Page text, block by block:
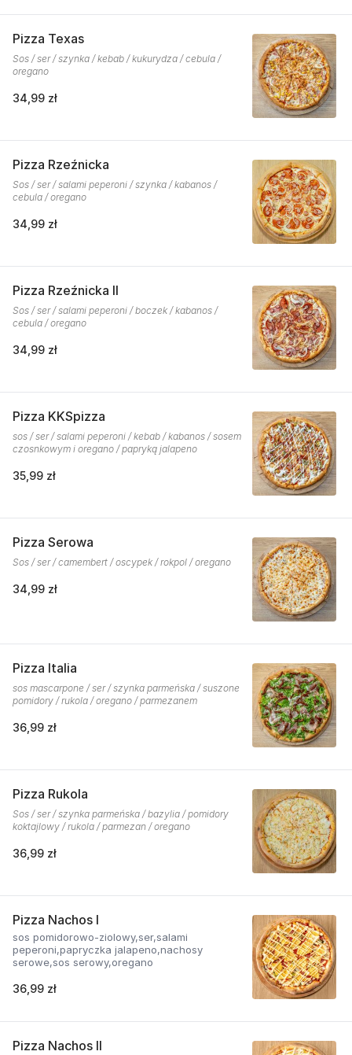
Pizza Texas
Sos / ser / szynka / kebab / kukurydza / cebula /
oregano
34,99 zł
Pizza Rzeźnicka
Sos / ser / salami peperoni / szynka / kabanos /
cebula / oregano
34,99 zł
Pizza Rzeźnicka II
Sos / ser / salami peperoni / boczek / kabanos /
cebula / oregano
34,99 zł
Pizza KKSpizza
sos / ser / salami peperoni / kebab / kabanos / sosem
czosnkowym i oregano / papryką jalapeno
35,99 zł
Pizza Serowa
Sos / ser / camembert / oscypek / rokpol / oregano
34,99 zł
Pizza Italia
sos mascarpone / ser / szynka parmeńska / suszone
pomidory / rukola / oregano / parmezanem
36,99 zł
Pizza Rukola
Sos / ser / szynka parmeńska / bazylia / pomidory
koktajlowy / rukola / parmezan / oregano
36,99 zł
Pizza Nachos I
sos pomidorowo-ziolowy,ser,salami
peperoni,papryczka jalapeno,nachosy
serowe,sos serowy,oregano
36,99 zł
Pizza Nachos II